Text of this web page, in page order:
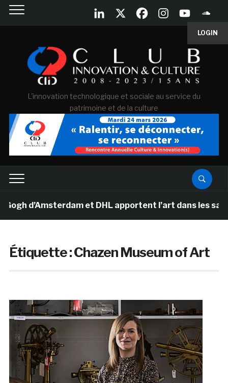
LOGIN
L'innovation technologique et sociale au service du
patrimoine et de la culture
d’Amsterdam et DHL apportent l’art dans les salles
Étiquette :Chazen Museum of Art